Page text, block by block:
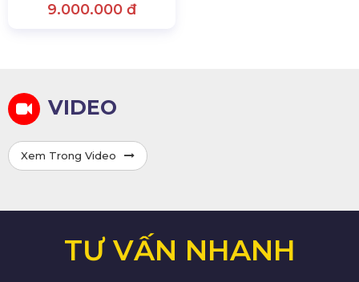
9.000.000 đ
VIDEO
Xem Trong Video
TƯ VẤN NHANH